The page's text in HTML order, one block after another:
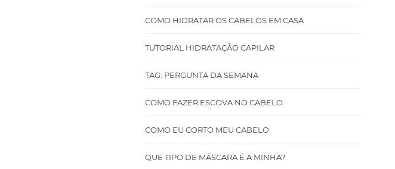
COMO HIDRATAR OS CABELOS EM CASA
TUTORIAL HIDRATAÇÃO CAPILAR
TAG: PERGUNTA DA SEMANA
COMO FAZER ESCOVA NO CABELO.
COMO EU CORTO MEU CABELO
QUE TIPO DE MÁSCARA É A MINHA?